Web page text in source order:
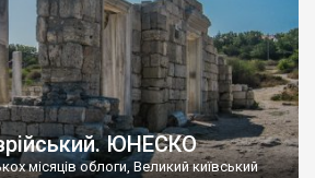
ЮНЕСКО
місяців облоги, Великий київський